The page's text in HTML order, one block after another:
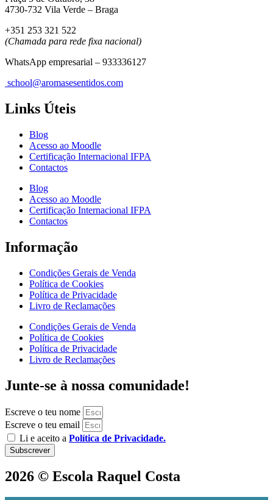
4730-732 Vila Verde – Braga
+351 253 321 522
(Chamada para rede fixa nacional)
WhatsApp empresarial – 933336127
school@aromasesentidos.com
Links Úteis
Blog
Acesso ao Moodle
Certificação Internacional IFPA
Contactos
Blog
Acesso ao Moodle
Certificação Internacional IFPA
Contactos
Informação
Condições Gerais de Venda
Política de Cookies
Política de Privacidade
Livro de Reclamações
Condições Gerais de Venda
Política de Cookies
Política de Privacidade
Livro de Reclamações
Junte-se à nossa comunidade!
Escreve o teu nome
Escreve o teu email
Li e aceito a Política de Privacidade.
Subscrever
2026 © Escola Raquel Costa